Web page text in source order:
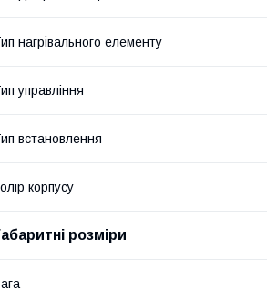
нагрівального елементу
управління
встановлення
корпусу
розміри